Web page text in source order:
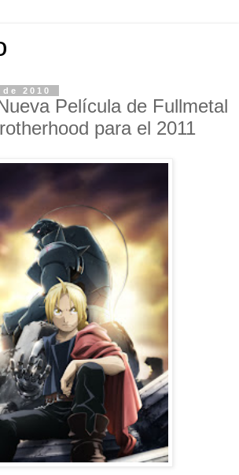
2010
Película de Fullmetal
para el 2011